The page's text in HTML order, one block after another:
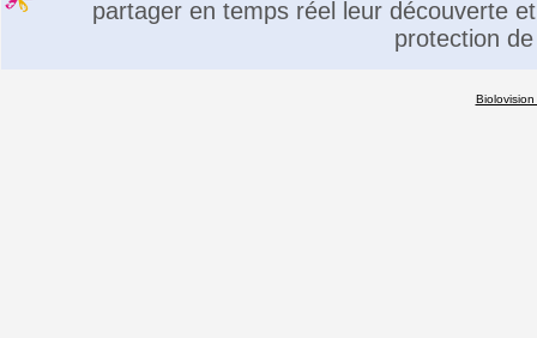
partager en temps réel leur découverte
protection
Biolovision